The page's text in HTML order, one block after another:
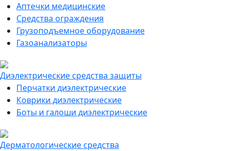
Аптечки медицинские
Средства ограждения
Грузоподъемное оборудование
Газоанализаторы
Диэлектрические средства защиты
Перчатки диэлектрические
Коврики диэлектрические
Боты и галоши диэлектрические
Дерматологические средства